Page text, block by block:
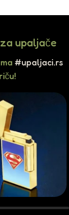
upaljače
#upaljaci.rs